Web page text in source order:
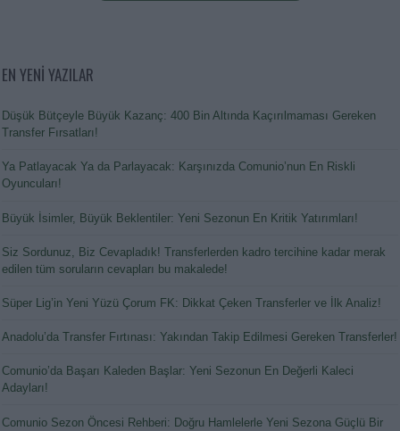
EN YENİ YAZILAR
Düşük Bütçeyle Büyük Kazanç: 400 Bin Altında Kaçırılmaması Gereken
Transfer Fırsatları!
Ya Patlayacak Ya da Parlayacak: Karşınızda Comunio’nun En Riskli
Oyuncuları!
Büyük İsimler, Büyük Beklentiler: Yeni Sezonun En Kritik Yatırımları!
Siz Sordunuz, Biz Cevapladık! Transferlerden kadro tercihine kadar merak
edilen tüm soruların cevapları bu makalede!
Süper Lig’in Yeni Yüzü Çorum FK: Dikkat Çeken Transferler ve İlk Analiz!
Anadolu’da Transfer Fırtınası: Yakından Takip Edilmesi Gereken Transferler!
Comunio’da Başarı Kaleden Başlar: Yeni Sezonun En Değerli Kaleci
Adayları!
Comunio Sezon Öncesi Rehberi: Doğru Hamlelerle Yeni Sezona Güçlü Bir